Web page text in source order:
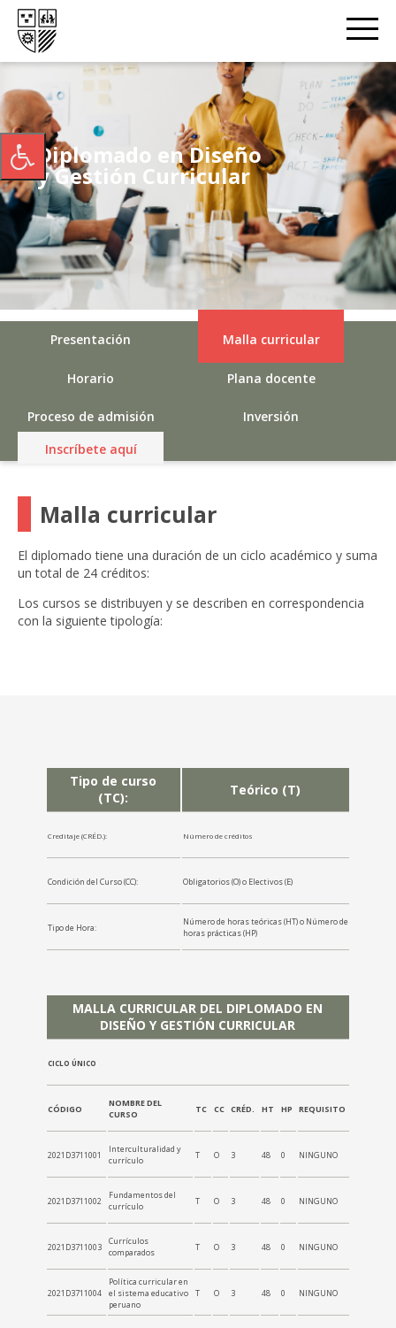
Diplomado en Diseño
y Gestión Curricular
Presentación Malla curricular
Horario Plana docente
Proceso de admisión
Inversión
Inscríbete aquí
Malla curricular
El diplomado tiene una duración de un ciclo académico y suma
un total de 24 créditos:
Los cursos se distribuyen y se describen en correspondencia
con la siguiente tipología:
Tipo de curso
(TC):
Teórico (T)
Creditaje (CRÉD.): Número de créditos
Condición del Curso (CC): Obligatorios (O) o Electivos (E)
Tipo de Hora:
Número de horas teóricas (HT) o Número de
horas prácticas (HP)
MALLA CURRICULAR DEL DIPLOMADO EN
DISEÑO Y GESTIÓN CURRICULAR
CICLO ÚNICO
CÓDIGO
NOMBRE DEL
CURSO
TC CC CRÉD. HT HP REQUISITO
2021D3711001
Interculturalidad y
currículo
T O 3 48 0 NINGUNO
2021D3711002
Fundamentos del
currículo
T O 3 48 0 NINGUNO
2021D3711003
Currículos
comparados
T O 3 48 0 NINGUNO
2021D3711004
Política curricular en
el sistema educativo
peruano
T O 3 48 0 NINGUNO